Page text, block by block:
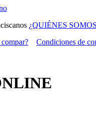
¿QUIÉNES
Condiciones de